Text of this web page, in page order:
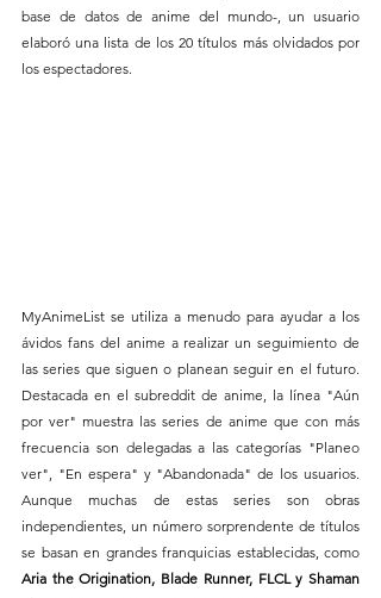
base de datos de anime del mundo-, un usuario
elaboró una lista de los 20 títulos más olvidados por
los espectadores.
MyAnimeList se utiliza a menudo para ayudar a los
ávidos fans del anime a realizar un seguimiento de
las series que siguen o planean seguir en el futuro.
Destacada en el subreddit de anime, la línea "Aún
por ver" muestra las series de anime que con más
frecuencia son delegadas a las categorías "Planeo
ver", "En espera" y "Abandonada" de los usuarios.
Aunque muchas de estas series son obras
independientes, un número sorprendente de títulos
Aria the Origination, Blade Runner, FLCL y Shaman